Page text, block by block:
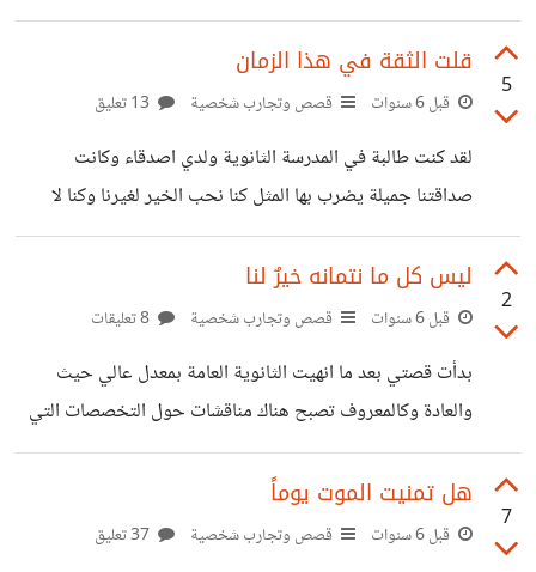
تتضمن الكثير من العناوين اولا درسنا التفريق بين العمل الحر
والعمل على ارض الواقع «الوظيفة» ثانيا بدأنا بدراسة مواقع
العمل الحر ثالثا بدأنا بكتابة نبذات عنا وعن مهاراتنا رابعا قمنا
على المشاريع سادسا كيفية الرد على العميل عند مراسلته لي
واقناعه سابعا قبول العرض وبدأ العمل ثامنا تسليم العمل
5
قلت الثقة في هذا الزمان
قبل 6 سنوات قصص وتجارب شخصية
لقد كنت طالبة في المدرسة الثانوية ولدي اصدقاء وكانت
صداقتنا جميلة يضرب بها المثل كنا نحب الخير لغيرنا وكنا لا
نؤذي بعض... كنا نجلس ونضحك ونمرح ونخرج ولا شئ
سيفرقنا... بعد انتهاء مرحلة الثانوية العامة وبعد حصولي على
اعلى معدل بين صديقاتي تفرقنا فهناك من بارك لي وهناك من
كانو مقربين على قلبي نعم رأيت الشئ الذي لم اتمنى ان اراه من
اغلى الاصدقاء فقدت الثقة وفقدت اغلى الاصدقاء...
2
ليس كل ما نتمانه خيرٌ لنا
قبل 6 سنوات قصص وتجارب شخصية
بدأت قصتي بعد ما انهيت الثانوية العامة بمعدل عالي حيث
والعادة وكالمعروف تصبح هناك مناقشات حول التخصصات التي
تدور في ذهني وطبعا وكما نعرف التخصص هو مستقبل الانسان
ويجب ان يختاره بشكل حذر ولكن ليست هنا المشكلة، المشكلة
انهم لم يقتنعو بالتخصص الذي اريده كنت شغوفة ومحبة للفنون
7
هل تمنيت الموت يوماً
قبل 6 سنوات قصص وتجارب شخصية